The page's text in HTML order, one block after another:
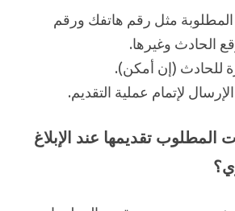
المطلوبة مثل رقم هاتفك ورقم
الحادث وغيرها.
المطلوب تقديمها عند الإبلاغ